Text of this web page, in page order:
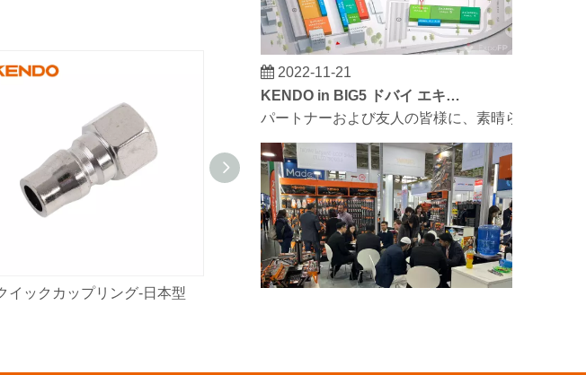
イックカップリング-日本型 クイックカップリングアメリカンタイプ
パートナーおよび友人の皆様に、素晴らしいニ